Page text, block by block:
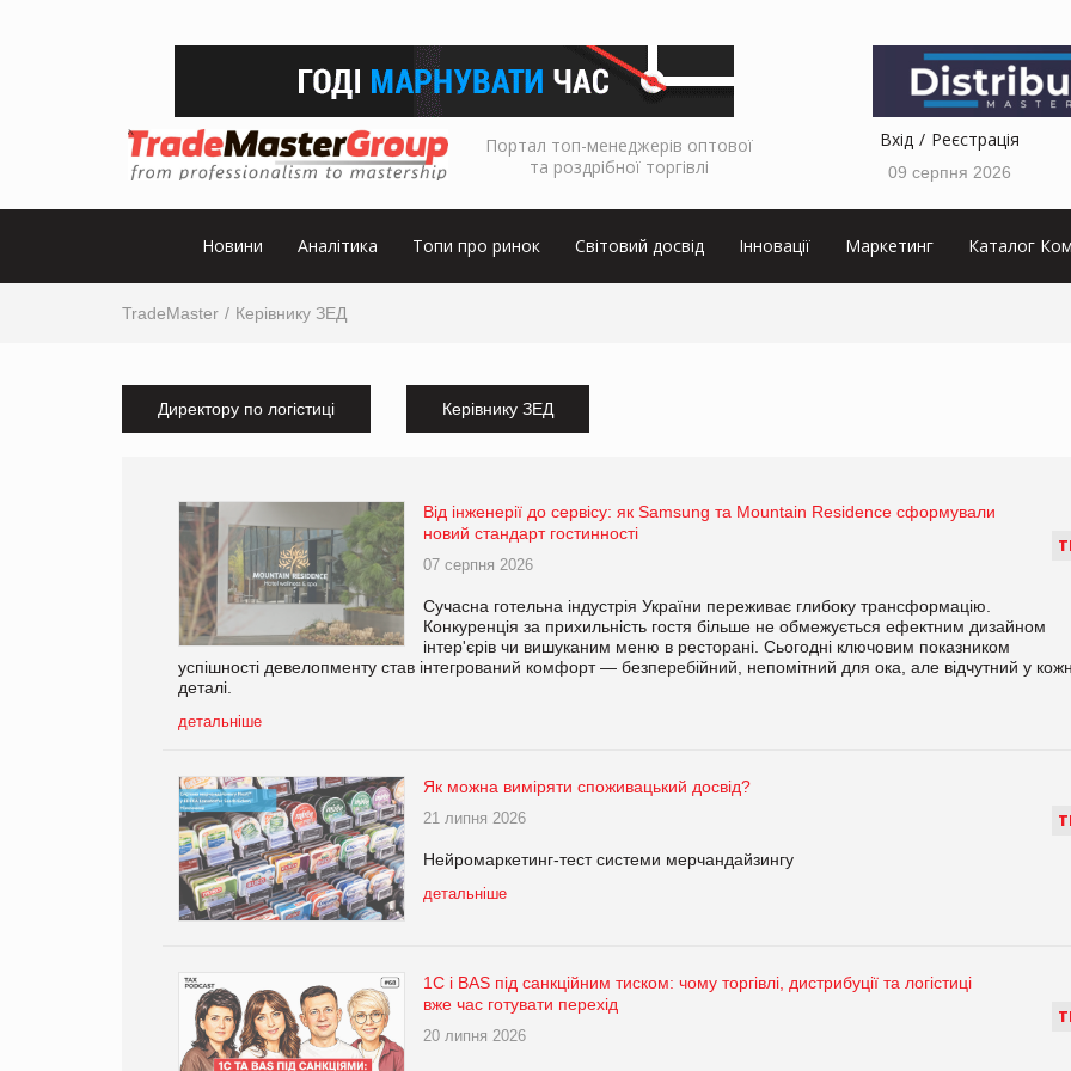
Портал топ-менеджерів оптової
та роздрібної торгівлі
Вхід Реєстрація
09 серпня 2026
Новини Аналітика Топи про ринок Світовий досвід Інновації Маркетинг Каталог
TradeMaster Керівнику ЗЕД
Директору по логістиці Керівнику ЗЕД
Т
Від інженерії до сервісу: як Samsung та Mountain Residence сформували
новий стандарт гостинності
07 серпня 2026
Сучасна готельна індустрія України переживає глибоку трансформацію.
Конкуренція за прихильність гостя більше не обмежується ефектним дизайном
інтер'єрів чи вишуканим меню в ресторані. Сьогодні ключовим показником
успішності девелопменту став інтегрований комфорт — безперебійний, непомітний для ока, але відчутний у
деталі.
детальніше
Т
Як можна виміряти споживацький досвід?
21 липня 2026
Нейромаркетинг-тест системи мерчандайзингу
детальніше
Т
1С і BAS під санкційним тиском: чому торгівлі, дистрибуції та логістиці
вже час готувати перехід
20 липня 2026